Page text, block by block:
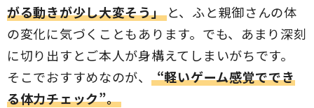
がる動きが少し大変そう」と、ふと親御さんの体
の変化に気づくこともあります。でも、あまり深刻
に切り出すとご本人が身構えてしまいがちです。
そこでおすすめなのが、
“軽いゲーム感覚ででき
る体力チェック”。